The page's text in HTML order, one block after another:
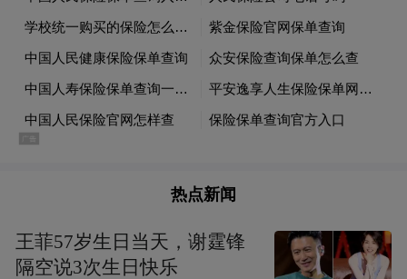
热点新闻
王菲57岁生日当天，谢霆锋
隔空说3次生日快乐